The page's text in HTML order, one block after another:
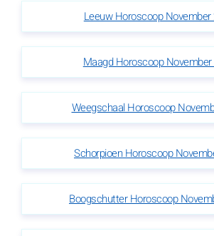
Leeuw Horoscoop November
Maagd Horoscoop
Weegschaal Horoscoop
Schorpioen Horoscoop
Boogschutter Horoscoop